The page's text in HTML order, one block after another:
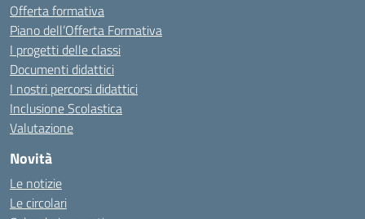
Offerta formativa
Piano dell’Offerta Formativa
I progetti delle classi
Documenti didattici
I nostri percorsi didattici
Inclusione Scolastica
Valutazione
Novità
Le notizie
Le circolari